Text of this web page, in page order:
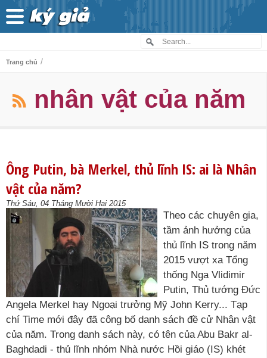
Trang chủ /
nhân vật của năm
Ông Putin, bà Merkel, thủ lĩnh IS: ai là Nhân
vật của năm?
Thứ Sáu, 04 Tháng Mười Hai 2015
Theo các chuyên gia,
tầm ảnh hưởng của
thủ lĩnh IS trong năm
2015 vượt xa Tổng
thống Nga Vlidimir
Putin, Thủ tướng Đức
Angela Merkel hay Ngoại trưởng Mỹ John Kerry... Tạp
chí Time mới đây đã công bố danh sách đề cử Nhân vật
của năm. Trong danh sách này, có tên của Abu Bakr al-
Baghdadi - thủ lĩnh nhóm Nhà nước Hồi giáo (IS) khét